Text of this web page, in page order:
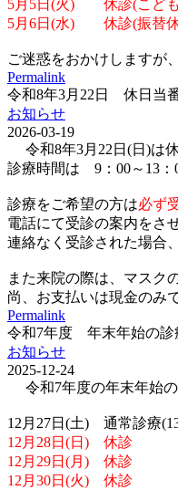
5月5日(火) 休診(こど
5月6日(水) 休診(振替
ご迷惑をおかけしますが
Permalink
令和8年3月22日 休日当
お知らせ
2026-03-19
令和8年3月22日(日)は
診療時間は 9：00～13：
診療をご希望の方は必ず
電話にて受診の案内をさ
連絡なく受診された場合
また来院の際は、マスク
尚、お支払いは現金のみ
Permalink
令和7年度 年末年始の診
お知らせ
2025-12-24
令和7年度の年末年始
12月27日(土) 通常診療
12月28日(日) 休診
12月29日(月) 休診
12月30日(火) 休診